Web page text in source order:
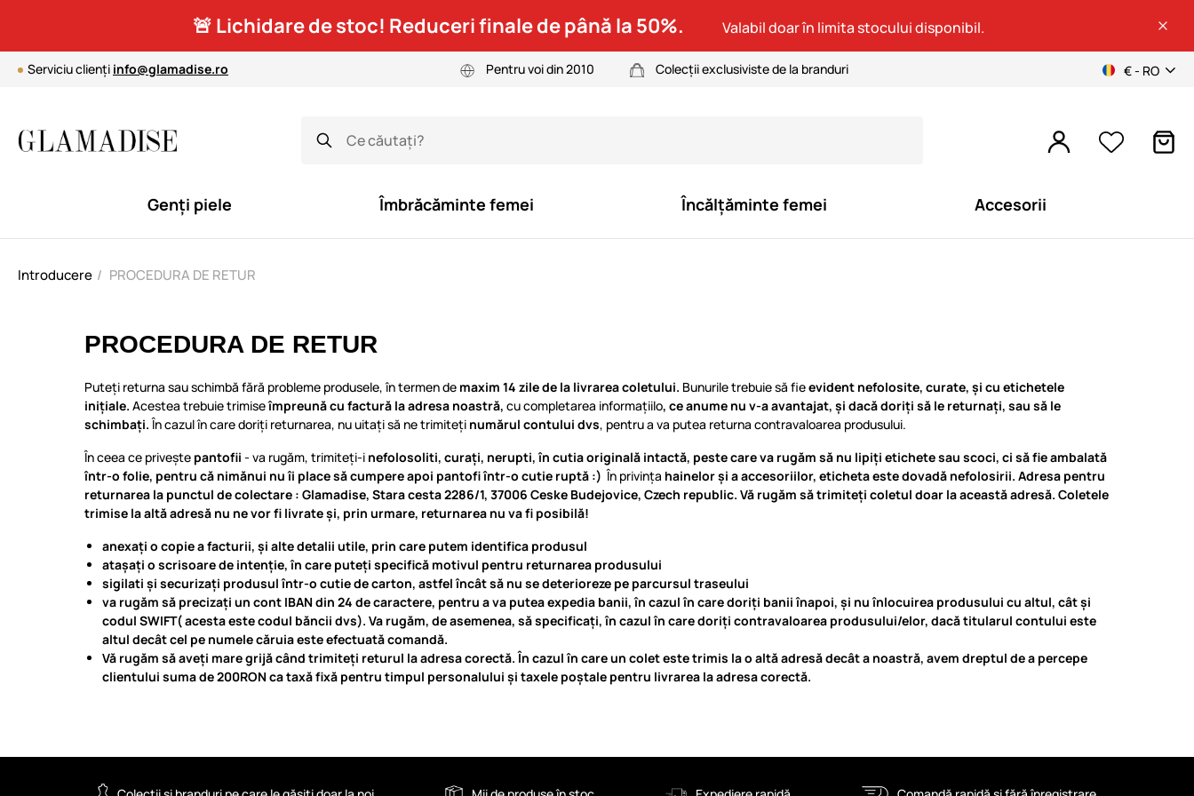
🚨 Lichidare de stoc! Reduceri finale de până la 50%. Valabil doar în limita stocului disponibil.
Serviciu clienți info@glamadise.ro Pentru voi din 2010 Colecții exclusiviste de la branduri € - RO
Genți piele Îmbrăcăminte femei Încălțăminte femei Accesorii
Introducere PROCEDURA DE RETUR
PROCEDURA DE RETUR
Puteți returna sau schimbă fără probleme produsele, în termen de maxim 14 zile de la livrarea coletului. Bunurile trebuie să fieevident nefolosite, curate, și cu etichetele
inițiale. Acestea trebuie trimiseîmpreună cu factură la adresa noastră, cu completarea informațiilo, ce anume nu v-a avantajat, și dacă doriți să le returnați, sau să le
schimbați.În cazul în care doriți returnarea, nu uitați să ne trimiteți numărul contului dvs, pentru a va putea returna contravaloarea produsului.
În ceea ce privește pantofii - va rugăm, trimiteți-i nefolosoliti, curați, nerupti, în cutia originală intactă, peste care va rugăm să nu lipiți etichete sau scoci, ci să fie ambalată
într-o folie, pentru că nimănui nu îi place să cumpere apoi pantofi într-o cutie ruptă :) În privința hainelor și a accesoriilor, eticheta este dovadă nefolosirii. Adresa pentru
returnarea la punctul de colectare : Glamadise, Stara cesta 2286/1, 37006 Ceske Budejovice, Czech republic. Vă rugăm să trimiteți coletul doar la această adresă. Coletele
trimise la altă adresă nu ne vor fi livrate și, prin urmare, returnarea nu va fi posibilă!
anexați o copie a facturii, și alte detalii utile, prin care putem identifica produsul
atașați o scrisoare de intenție, în care puteți specifică motivul pentru returnarea produsului
sigilati și securizați produsul într-o cutie de carton, astfel încât să nu se deterioreze pe parcursul traseului
va rugăm să precizați un cont IBAN din 24 de caractere, pentru a va putea expedia banii, în cazul în care doriți banii înapoi, și nu înlocuirea produsului cu altul, cât și
codul SWIFT( acesta este codul băncii dvs). Va rugăm, de asemenea, să specificați, în cazul în care doriți contravaloarea produsului/elor, dacă titularul contului este
altul decât cel pe numele căruia este efectuată comandă.
Vă rugăm să aveți mare grijă când trimiteți returul la adresa corectă. În cazul în care un colet este trimis la o altă adresă decât a noastră, avem dreptul de a percepe
clientului suma de 200RON ca taxă fixă pentru timpul personalului și taxele poștale pentru livrarea la adresa corectă.